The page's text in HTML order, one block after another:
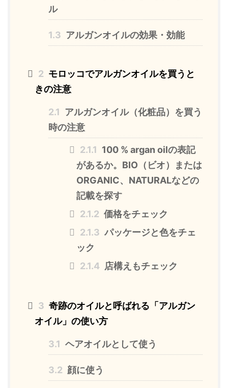
ル
1.3 アルガンオイルの効果・効能
2 モロッコでアルガンオイルを買うと
きの注意
2.1 アルガンオイル（化粧品）を買う
時の注意
2.1.1 100 % argan oilの表記
があるか。BIO（ビオ）または
ORGANIC、NATURALなどの
記載を探す
2.1.2 価格をチェック
2.1.3 パッケージと色をチェ
ック
2.1.4 店構えもチェック
3 奇跡のオイルと呼ばれる「アルガン
オイル」の使い方
3.1 ヘアオイルとして使う
3.2 顔に使う